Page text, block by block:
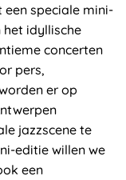
een speciale mini-
idyllische
concerten
pers,
er op
jazzscene te
editie willen we
een